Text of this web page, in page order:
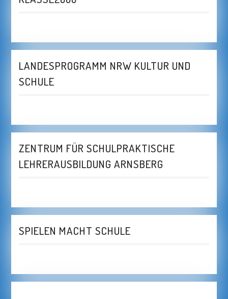
LANDESPROGRAMM NRW KULTUR UND
SCHULE
ZENTRUM FÜR SCHULPRAKTISCHE
LEHRERAUSBILDUNG ARNSBERG
SPIELEN MACHT SCHULE